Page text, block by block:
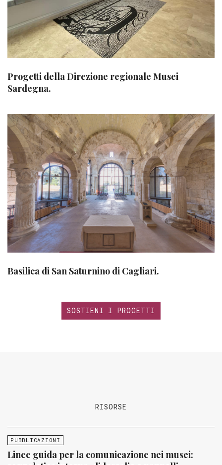
Progetti della Direzione regionale Musei
Sardegna.
Basilica di San Saturnino di Cagliari.
SOSTIENI I PROGETTI
RISORSE
PUBBLICAZIONI
Linee guida per la comunicazione nei musei: